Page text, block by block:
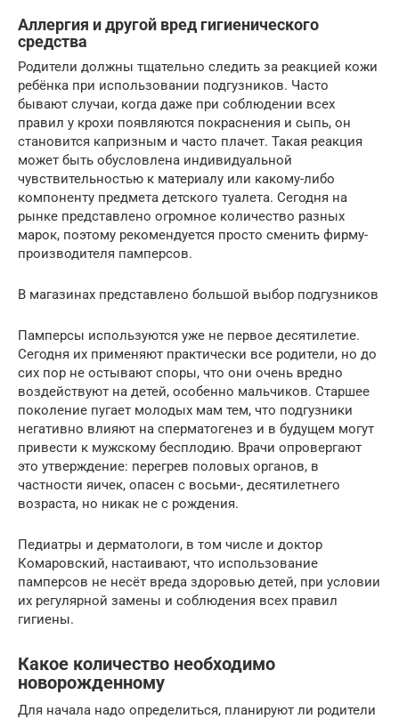
Аллергия и другой вред гигиенического
средства
Родители должны тщательно следить за реакцией кожи
ребёнка при использовании подгузников. Часто
бывают случаи, когда даже при соблюдении всех
правил у крохи появляются покраснения и сыпь, он
становится капризным и часто плачет. Такая реакция
может быть обусловлена индивидуальной
чувствительностью к материалу или какому-либо
компоненту предмета детского туалета. Сегодня на
рынке представлено огромное количество разных
марок, поэтому рекомендуется просто сменить фирму-
производителя памперсов.
В магазинах представлено большой выбор подгузников
Памперсы используются уже не первое десятилетие.
Сегодня их применяют практически все родители, но до
сих пор не остывают споры, что они очень вредно
воздействуют на детей, особенно мальчиков. Старшее
поколение пугает молодых мам тем, что подгузники
негативно влияют на сперматогенез и в будущем могут
привести к мужскому бесплодию. Врачи опровергают
это утверждение: перегрев половых органов, в
частности яичек, опасен с восьми-, десятилетнего
возраста, но никак не с рождения.
Педиатры и дерматологи, в том числе и доктор
Комаровский, настаивают, что использование
памперсов не несёт вреда здоровью детей, при условии
их регулярной замены и соблюдения всех правил
гигиены.
Какое количество необходимо
новорожденному
Для начала надо определиться, планируют ли родители